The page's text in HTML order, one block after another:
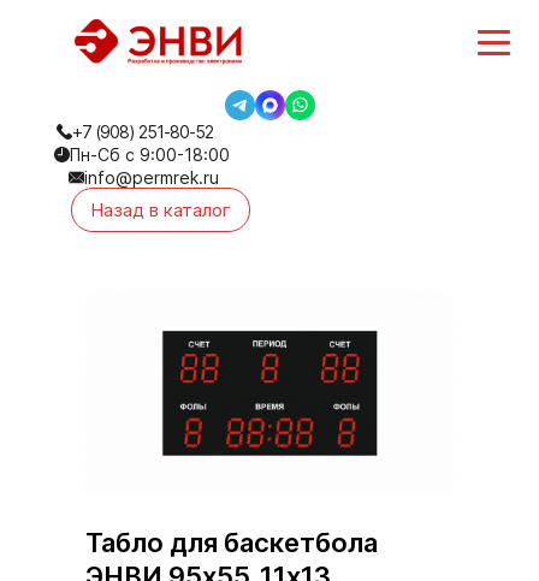
+7 (908) 251-80-52
Пн-Сб с 9:00-18:00
info@permrek.ru
Назад в каталог
Табло для баскетбола